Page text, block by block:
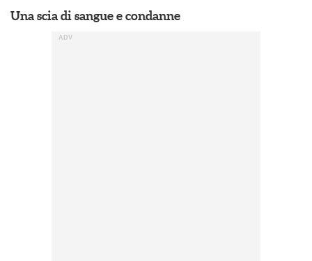
Una scia di sangue e condanne